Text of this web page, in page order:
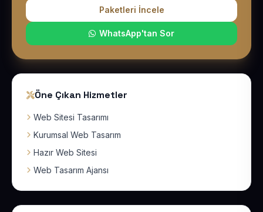
Paketleri İncele
WhatsApp'tan Sor
Öne Çıkan Hizmetler
Web Sitesi Tasarımı
Kurumsal Web Tasarım
Hazır Web Sitesi
Web Tasarım Ajansı